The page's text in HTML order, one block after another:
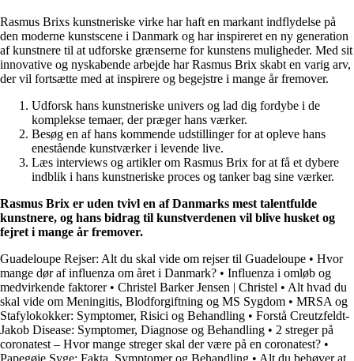
Rasmus Brixs kunstneriske virke har haft en markant indflydelse på
den moderne kunstscene i Danmark og har inspireret en ny generation
af kunstnere til at udforske grænserne for kunstens muligheder. Med sit
innovative og nyskabende arbejde har Rasmus Brix skabt en varig arv,
der vil fortsætte med at inspirere og begejstre i mange år fremover.
Udforsk hans kunstneriske univers og lad dig fordybe i de
komplekse temaer, der præger hans værker.
Besøg en af hans kommende udstillinger for at opleve hans
enestående kunstværker i levende live.
Læs interviews og artikler om Rasmus Brix for at få et dybere
indblik i hans kunstneriske proces og tanker bag sine værker.
Rasmus Brix er uden tvivl en af Danmarks mest talentfulde
kunstnere, og hans bidrag til kunstverdenen vil blive husket og
fejret i mange år fremover.
Guadeloupe Rejser: Alt du skal vide om rejser til Guadeloupe • Hvor
mange dør af influenza om året i Danmark? • Influenza i omløb og
medvirkende faktorer• Christel Barker Jensen | Christel • Alt hvad du
skal vide om Meningitis, Blodforgiftning og MS Sygdom • MRSA og
Stafylokokker: Symptomer, Risici og Behandling • Forstå Creutzfeldt-
Jakob Disease: Symptomer, Diagnose og Behandling • 2 streger på
coronatest – Hvor mange streger skal der være på en coronatest? •